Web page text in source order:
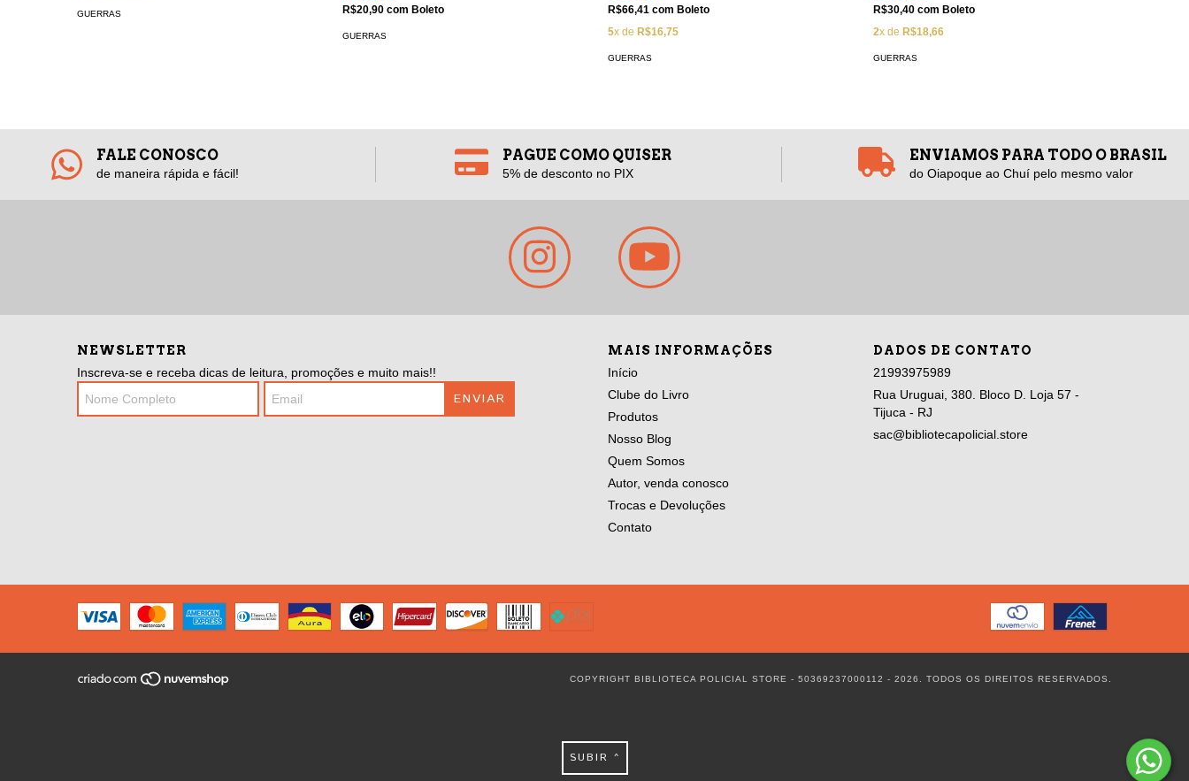
GUERRAS R$20,90 com Boleto
GUERRAS
R$66,41 com Boleto
5x de R$16,75
GUERRAS
R$30,40 com Boleto
2x de R$18,66
GUERRAS
FALE CONOSCO
de maneira rápida e fácil!
PAGUE COMO QUISER
5% de desconto no PIX
ENVIAMOS PARA TODO O BRASIL
do Oiapoque ao Chuí pelo mesmo valor
NEWSLETTER
Inscreva-se e receba dicas de leitura, promoções e muito mais!!
MAIS INFORMAÇÕES
Início
Clube do Livro
Produtos
Nosso Blog
Quem Somos
Autor, venda conosco
Trocas e Devoluções
Contato
DADOS DE CONTATO
21993975989
Rua Uruguai, 380. Bloco D. Loja 57 -
Tijuca - RJ
sac@bibliotecapolicial.store
COPYRIGHT BIBLIOTECA POLICIAL STORE - 50369237000112 - 2026. TODOS OS DIREITOS RESERVADOS.
SUBIR ^